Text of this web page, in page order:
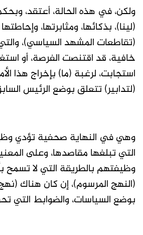
ولكن، في هذه الحالة، أعتقد،
(لينا)، بذكائها، ومثابرتها،
(تقاطعات المشهد السياسي)،
خافية، قد اقتنصت الفرصة، أو
استجابت، لرغبة (ما) بإخراج هذا
(لتدابير) تتعلق بوضع الرئيس
وهي في النهاية صحفية تؤدي
التي تبلغها مقاصدها، وعلى
وظيفتهم بالطريقة التي لا
(النهج المرسوم)، إن كان هناك
بوضع السياسات، والضوابط التي